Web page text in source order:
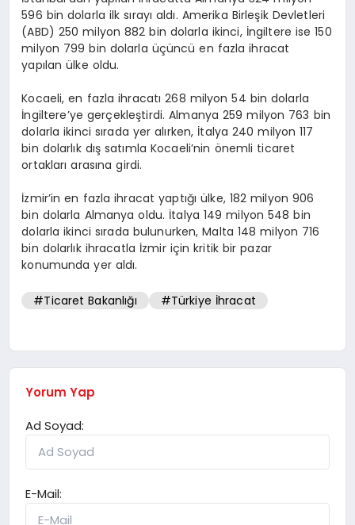
596 bin dolarla ilk sırayı aldı. Amerika Birleşik Devletleri
(ABD) 250 milyon 882 bin dolarla ikinci, İngiltere ise 150
milyon 799 bin dolarla üçüncü en fazla ihracat
yapılan ülke oldu.
Kocaeli, en fazla ihracatı 268 milyon 54 bin dolarla
İngiltere’ye gerçekleştirdi. Almanya 259 milyon 763 bin
dolarla ikinci sırada yer alırken, İtalya 240 milyon 117
bin dolarlık dış satımla Kocaeli’nin önemli ticaret
ortakları arasına girdi.
İzmir’in en fazla ihracat yaptığı ülke, 182 milyon 906
bin dolarla Almanya oldu. İtalya 149 milyon 548 bin
dolarla ikinci sırada bulunurken, Malta 148 milyon 716
bin dolarlık ihracatla İzmir için kritik bir pazar
konumunda yer aldı.
#Ticaret Bakanlığı #Türkiye İhracat
Yorum Yap
Ad Soyad:
E-Mail: